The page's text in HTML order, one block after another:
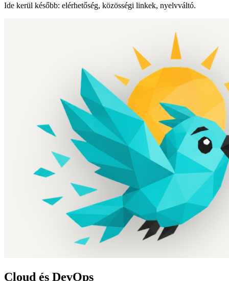
Ide kerül később: elérhetőség, közösségi linkek, nyelvváltó.
Cloud és DevOps